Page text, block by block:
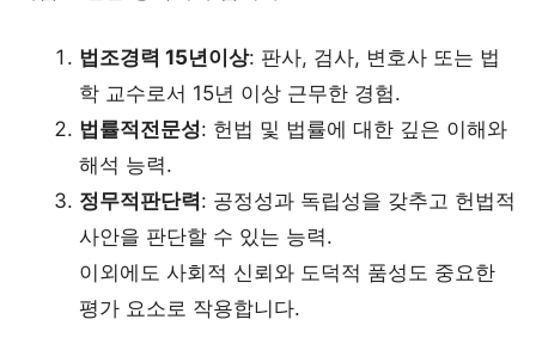
법조경력 15년이상: 판사, 검사, 변호사 또는 법
학 교수로서 15년 이상 근무한 경험.
법률적전문성: 헌법 및 법률에 대한 깊은 이해와
해석 능력.
정무적판단력: 공정성과 독립성을 갖추고 헌법적
사안을 판단할 수 있는 능력.
이외에도 사회적 신뢰와 도덕적 품성도 중요한
평가 요소로 작용합니다.